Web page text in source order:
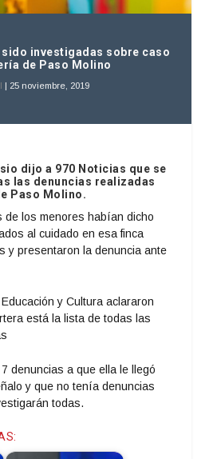
sido investigadas sobre caso
de Paso Molino
| 25 noviembre, 2019
dijo a 970 Noticias que se
las denuncias realizadas
Paso Molino.
de los menores habían dicho
al cuidado en esa finca
y presentaron la denuncia ante
y Cultura aclararon
está la lista de todas las
denuncias a que ella le llegó
y que no tenía denuncias
todas.